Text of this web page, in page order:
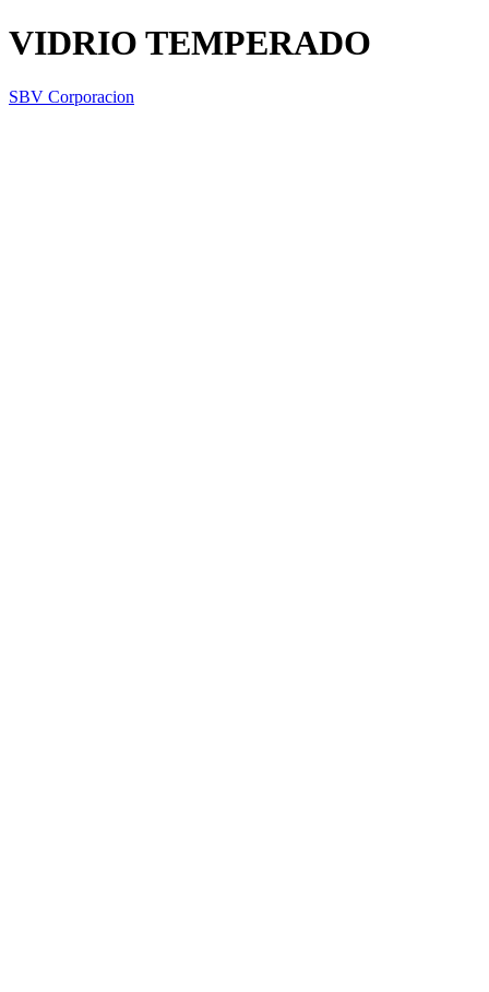
VIDRIO TEMPERADO
SBV Corporacion